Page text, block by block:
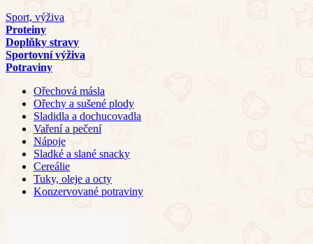
Sport, výživa
Proteiny
Doplňky stravy
Sportovní výživa
Potraviny
Ořechová másla
Ořechy a sušené plody
Sladidla a dochucovadla
Vaření a pečení
Nápoje
Sladké a slané snacky
Cereálie
Tuky, oleje a octy
Konzervované potraviny